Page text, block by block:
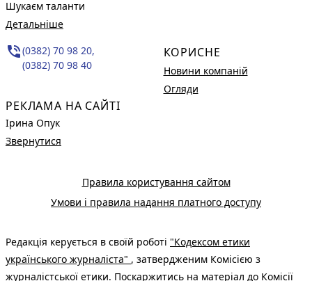
Шукаєм таланти
Детальніше
phone_in_talk(0382) 70 98 20,
(0382) 70 98 40
РЕКЛАМА НА САЙТІ
Ірина Опук
Звернутися
КОРИСНЕ
Новини компаній
Огляди
Правила користування сайтом
Умови і правила надання платного доступу
Редакція керується в своїй роботі "Кодексом етики
українського журналіста" , затвердженим Комісією з
журналістської етики. Поскаржитись на матеріал до Комісії